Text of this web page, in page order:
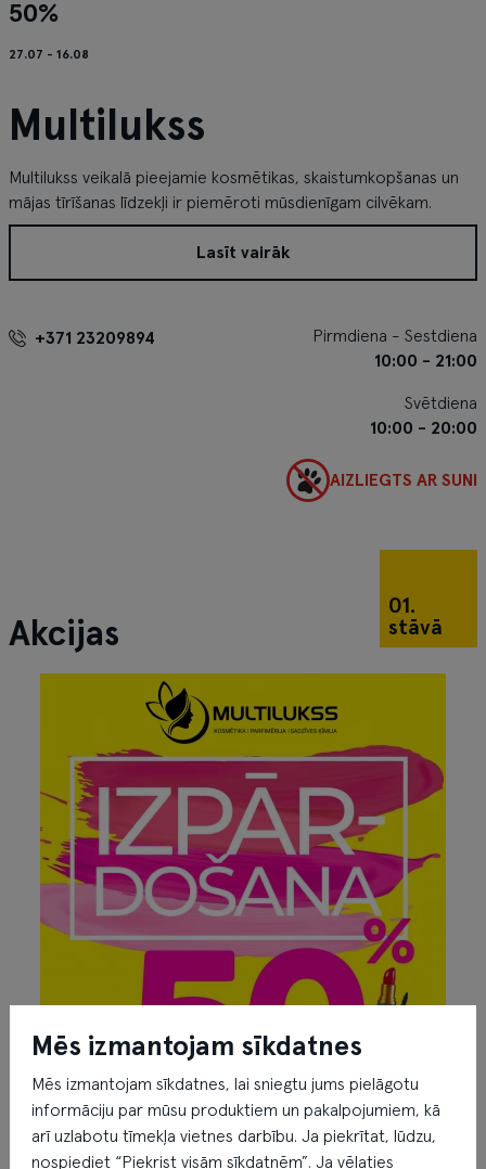
50%
27.07 - 16.08
Multilukss
Multilukss veikalā pieejamie kosmētikas, skaistumkopšanas un
mājas tīrīšanas līdzekļi ir piemēroti mūsdienīgam cilvēkam.
Lasīt vairāk
+371 23209894
Pirmdiena - Sestdiena
10:00 - 21:00
Svētdiena
10:00 - 20:00
AIZLIEGTS AR SUNI
01.
stāvā
Akcijas
Mēs izmantojam sīkdatnes
Mēs izmantojam sīkdatnes, lai sniegtu jums pielāgotu
informāciju par mūsu produktiem un pakalpojumiem, kā
arī uzlabotu tīmekļa vietnes darbību. Ja piekrītat, lūdzu,
nospiediet “Piekrist visām sīkdatnēm”. Ja vēlaties